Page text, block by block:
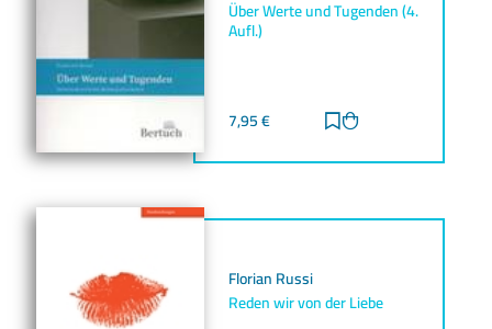
Über Werte und Tugenden (4.
Aufl.)
7,95€ Zur Merkliste
Florian Russi
Reden wir von der Liebe